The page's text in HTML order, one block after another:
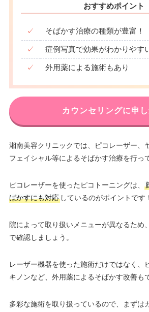
おすすめポイント
✓ そばかす治療の種類が豊富！
✓ 症例写真で効果がわかりやす
✓ 外用薬による施術もあり
カウンセリングに申
湘南美容クリニックでは、ピコレーザー、
フェイシャル等によるそばかす治療を行っ
ピコレーザーを使ったピコトーニングは、
ばかすにも対応しているのがポイントです！
院によって取り扱いメニューが異なるため
で確認しましょう。
レーザー機器を使った施術だけではなく、
キノンなど、外用薬によるそばかす改善も
多彩な施術を取り扱っているので、まずは